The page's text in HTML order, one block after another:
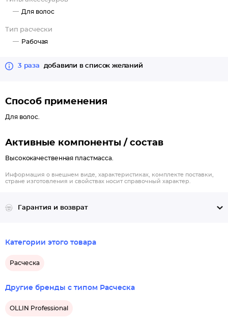
Для волос
Тип расчески
Рабочая
3 раза добавили в список желаний
Способ применения
Для волос.
Активные компоненты / состав
Высококачественная пластмасса.
Информация о внешнем виде, характеристиках, комплекте поставки,
стране изготовления и свойствах носит справочный характер.
Гарантия и возврат
Категории этого товара
Расческа
Другие бренды с типом Расческа
OLLIN Professional